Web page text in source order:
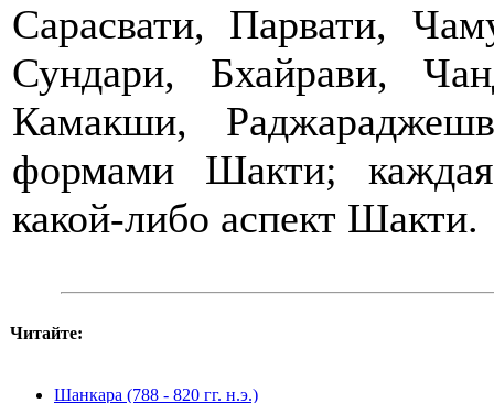
Сарасвати, Парвати,
Сундари, Бхайрави,
Камакши,
формами Шакти;
какой-либо аспект Шакти.
Читайте:
Шанкара (788 - 820 гг. н.э.)